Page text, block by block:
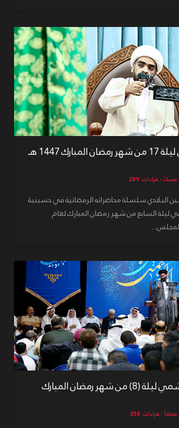
المجلس الرمضاني ليلة 17 من شهر رمضان المبارك 1447 هـ
البلادي سلسلة محاضراته الرمضانية في حسينية
ليلة السابع من شهر رمضان المبارك لعام
السيد محمد الهاشمي ليلة (8) من شهر رمضان المبارك